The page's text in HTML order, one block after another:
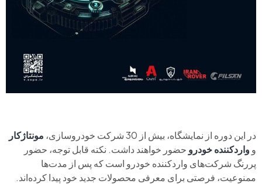
در این دوره از نمایشگاه، بیش از 30 شرکت خودروسازی،
مونتاژکار
وواردکننده خودرو حضور خواهند داشت. نکته قابل توجه، حضور
پررنگ شرکت‌های واردکننده خودرو است که پس از مدت‌ها
ممنوعیت، فرصتی برای معرفی محصولات جدید خود پیدا کرده‌اند.